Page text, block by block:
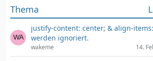
Thema
justify-content: center; & align-
werden ignoriert.
wakeme 14.